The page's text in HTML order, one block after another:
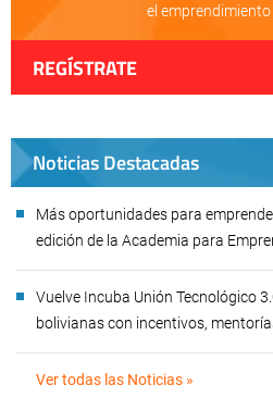
el emprendimiento
REGÍSTRATE
Noticias Destacadas
Más oportunidades para
edición de la Academia para
Vuelve Incuba Unión Tecnológico
bolivianas con incentivos,
Ver todas las Noticias »